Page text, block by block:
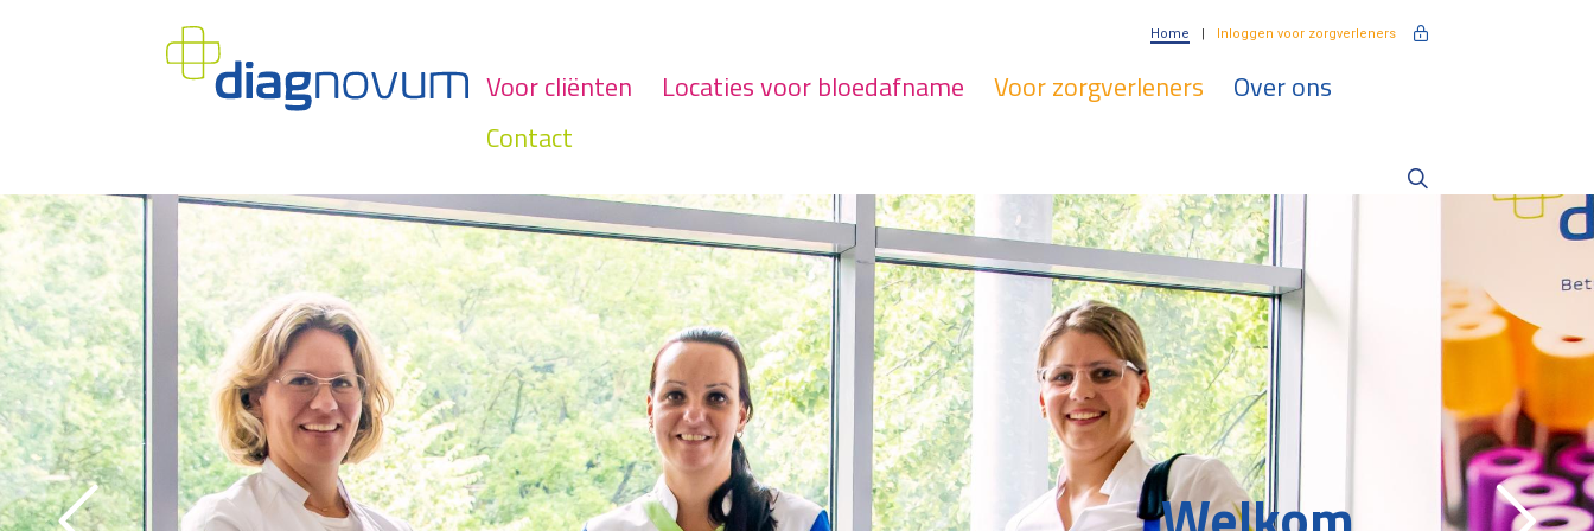
Home Inloggen voor zorgverleners
Voor cliënten Locaties voor bloedafname Voor zorgverleners
Over ons
Contact
Bloedafname?